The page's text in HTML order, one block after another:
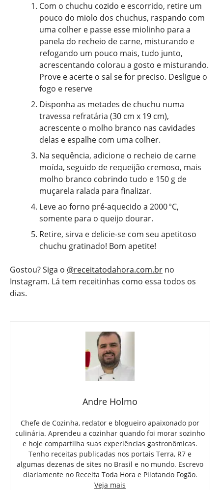
Com o chuchu cozido e escorrido, retire um
pouco do miolo dos chuchus, raspando com
uma colher e passe esse miolinho para a
panela do recheio de carne, misturando e
refogando um pouco mais, tudo junto,
acrescentando colorau a gosto e misturando.
Prove e acerte o sal se for preciso. Desligue o
fogo e reserve
Disponha as metades de chuchu numa
travessa refratária (30 cm x 19 cm),
acrescente o molho branco nas cavidades
delas e espalhe com uma colher.
Na sequência, adicione o recheio de carne
moída, seguido de requeijão cremoso, mais
molho branco cobrindo tudo e 150 g de
muçarela ralada para finalizar.
Leve ao forno pré-aquecido a 2000 °C,
somente para o queijo dourar.
Retire, sirva e delicie-se com seu apetitoso
chuchu gratinado! Bom apetite!
Gostou? Siga o @receitatodahora.com.br no
Instagram. Lá tem receitinhas como essa todos os
dias.
Andre Holmo
Chefe de Cozinha, redator e blogueiro apaixonado por
culinária. Aprendeu a cozinhar quando foi morar sozinho
e hoje compartilha suas experiências gastronômicas.
Tenho receitas publicadas nos portais Terra, R7 e
algumas dezenas de sites no Brasil e no mundo. Escrevo
diariamente no Receita Toda Hora e Pilotando Fogão.
Veja mais